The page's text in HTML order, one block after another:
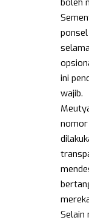
boleh
ini
wajib.
nomor
Selain